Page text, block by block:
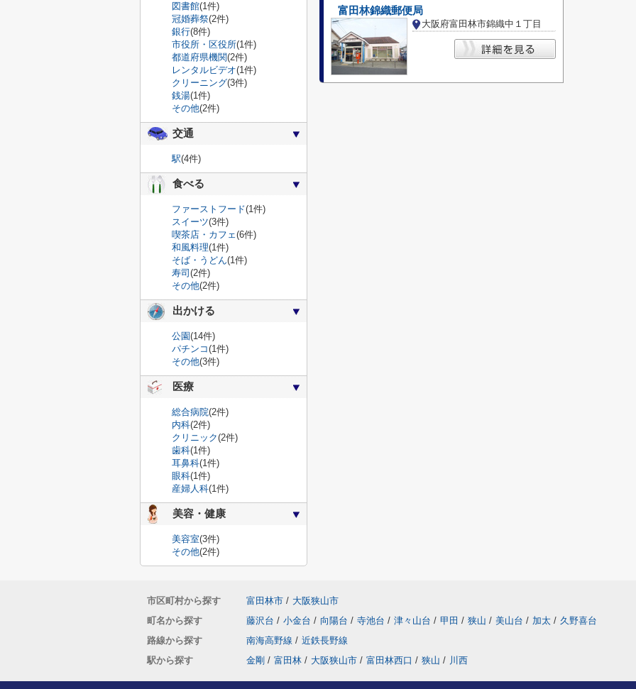
富田林錦織郵便局
大阪府富田林市錦織中１丁目
図書館(1件)
冠婚葬祭(2件)
銀行(8件)
市役所・区役所(1件)
都道府県機関(2件)
レンタルビデオ(1件)
クリーニング(3件)
銭湯(1件)
その他(2件)
交通
駅(4件)
食べる
ファーストフード(1件)
スイーツ(3件)
喫茶店・カフェ(6件)
和風料理(1件)
そば・うどん(1件)
寿司 (2件)
その他(2件)
出かける
公園(14件)
パチンコ(1件)
その他(3件)
医療
総合病院(2件)
内科(2件)
クリニック(2件)
歯科(1件)
耳鼻科(1件)
眼科(1件)
産婦人科(1件)
美容・健康
美容室(3件)
その他(2件)
市区町村から探す 富田林市 / 大阪狭山市
町名から探す
藤沢台 / 小金台 / 向陽台 / 寺池台 / 津々山台 / 甲田 / 狭山 / 美山台 / 加太 / 久野喜台
路線から探す
南海高野線 / 近鉄長野線
駅から探す
金剛 / 富田林 / 大阪狭山市 / 富田林西口 / 狭山 / 川西